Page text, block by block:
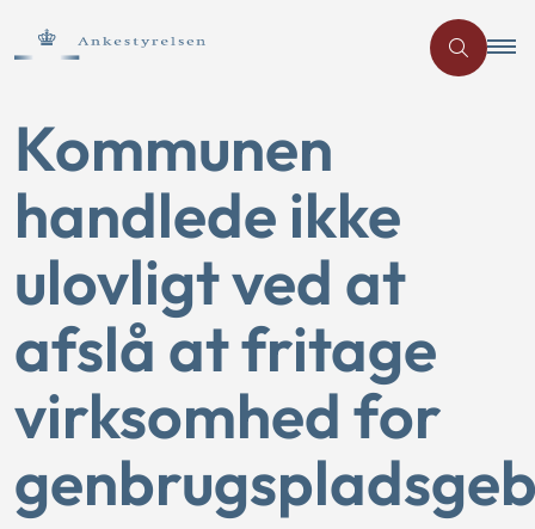
Kommunen
handlede ikke
ulovligt ved at
afslå at fritage
virksomhed for